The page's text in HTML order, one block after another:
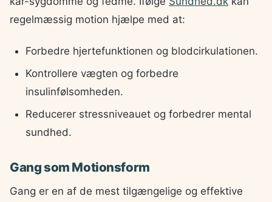
regelmæssig motion hjælpe med at:
Forbedre hjertefunktionen og blodcirkulationen.
Kontrollere vægten og forbedre
insulinfølsomheden.
Reducerer stressniveauet og forbedrer mental
sundhed.
Gang som Motionsform
Gang er en af de mest tilgængelige og effektive